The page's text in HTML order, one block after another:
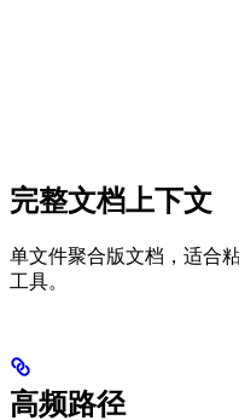
完整文档上下文
单文件聚合版文档，适合
工具。
高频路径